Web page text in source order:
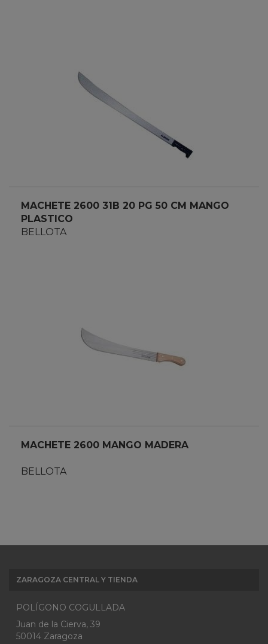
MACHETE 2600 31B 20 PG 50 CM MANGO
PLASTICO
BELLOTA
MACHETE 2600 MANGO MADERA
BELLOTA
ZARAGOZA CENTRAL Y TIENDA
POLÍGONO COGULLADA
Juan de la Cierva, 39
50014 Zaragoza